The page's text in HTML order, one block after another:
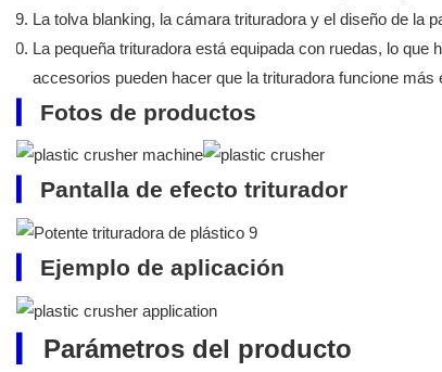
La tolva blanking, la cámara trituradora y el diseño de la
La pequeña trituradora está equipada con ruedas, lo
accesorios pueden hacer que la trituradora funcione más
Fotos de productos
Pantalla de efecto triturador
Ejemplo de aplicación
Parámetros del producto